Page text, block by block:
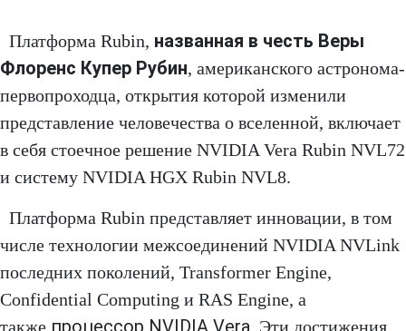
Платформа Rubin, названная в честь Веры
Флоренс Купер Рубин, американского астронома-
первопроходца, открытия которой изменили
представление человечества о вселенной, включает
в себя стоечное решение NVIDIA Vera Rubin NVL72
и систему NVIDIA HGX Rubin NVL8.
Платформа Rubin представляет инновации, в том
числе технологии межсоединений NVIDIA NVLink
последних поколений, Transformer Engine,
Confidential Computing и RAS Engine, а
также
. Эти достижения